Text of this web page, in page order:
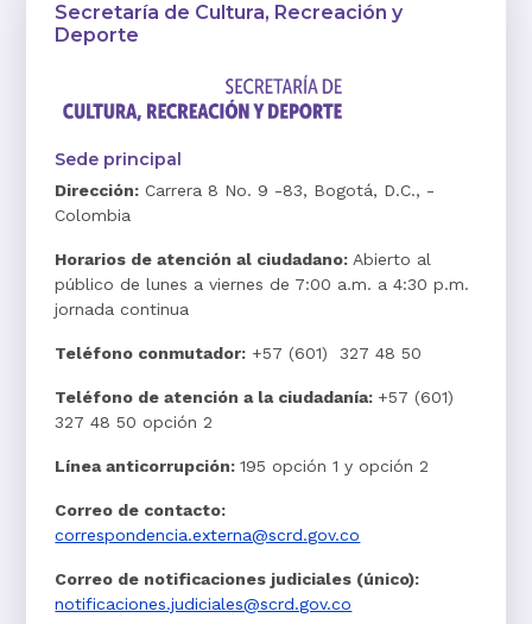
Secretaría de Cultura, Recreación y
Deporte
Sede principal
Dirección: Carrera 8 No. 9 -83, Bogotá, D.C., -
Colombia
Horarios de atención al ciudadano: Abierto al
público de lunes a viernes de 7:00 a.m. a 4:30 p.m.
jornada continua
Teléfono conmutador: +57 (601) 327 48 50
Teléfono de atención a la ciudadanía: +57 (601)
327 48 50 opción 2
Línea anticorrupción:195 opción 1 y opción 2
Correo de contacto:
correspondencia.externa@scrd.gov.co
Correo de notificaciones judiciales (único):
notificaciones.judiciales@scrd.gov.co